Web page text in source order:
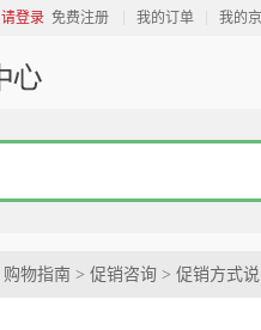
请登录 免费注册 我的订单 我的
购物指南 > 促销咨询 > 促销方式